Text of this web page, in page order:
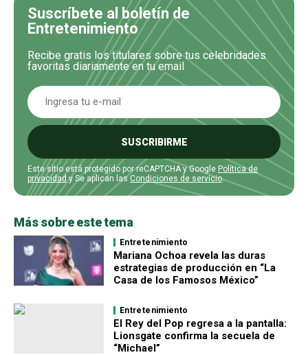
Suscríbete al boletín de
Entretenimiento
Recibe gratis los titulares sobre tus celebridades
favoritas diariamente en tu email
SUSCRIBIRME
Este sitio está protegido por reCAPTCHA y Google Política de
privacidad y Se aplican lasCondiciones de servicio.
Más sobre este tema
Entretenimiento
Mariana Ochoa revela las duras
estrategias de producción en “La
Casa de los Famosos México”
Entretenimiento
El Rey del Pop regresa a la pantalla:
Lionsgate confirma la secuela de
“Michael”